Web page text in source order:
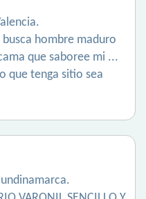
hombre maduro
que saboree mi ...
que tenga sitio sea